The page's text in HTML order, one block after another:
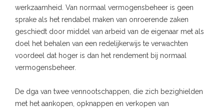
werkzaamheid. Van normaal vermogensbeheer is geen
sprake als het rendabel maken van onroerende zaken
geschiedt door middel van arbeid van de eigenaar met als
doel het behalen van een redelijkerwijs te verwachten
voordeel dat hoger is dan het rendement bij normaal
vermogensbeheer.
De dga van twee vennootschappen, die zich bezighielden
met het aankopen, opknappen en verkopen van